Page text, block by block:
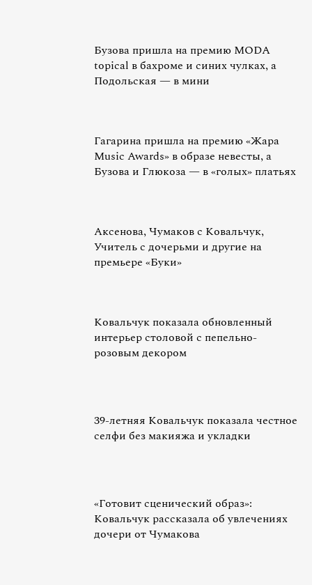
Бузова пришла на премию MODA
topical в бахроме и синих чулках, а
Подольская — в мини
Гагарина пришла на премию «Жара
Music Awards» в образе невесты, а
Бузова и Глюкоза — в «голых» платьях
Аксенова, Чумаков с Ковальчук,
Учитель с дочерьми и другие на
премьере «Буки»
Ковальчук показала обновленный
интерьер столовой с пепельно-
розовым декором
39-летняя Ковальчук показала честное
селфи без макияжа и укладки
«Готовит сценический образ»:
Ковальчук рассказала об увлечениях
дочери от Чумакова